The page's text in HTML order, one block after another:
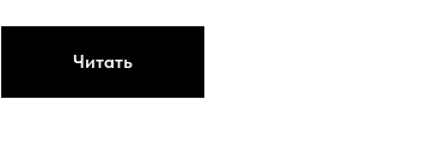
Читать